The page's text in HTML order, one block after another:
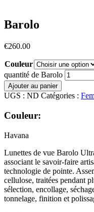
Barolo
€260.00
Couleur
quantité de Barolo
Ajouter au panier
UGS : ND Catégories :
Couleur:
Havana
Lunettes de vue Barolo
associant le savoir-faire
technologie de pointe.
cellulose, traitées pendant
sélection, encollage,
tonnelage, finition et